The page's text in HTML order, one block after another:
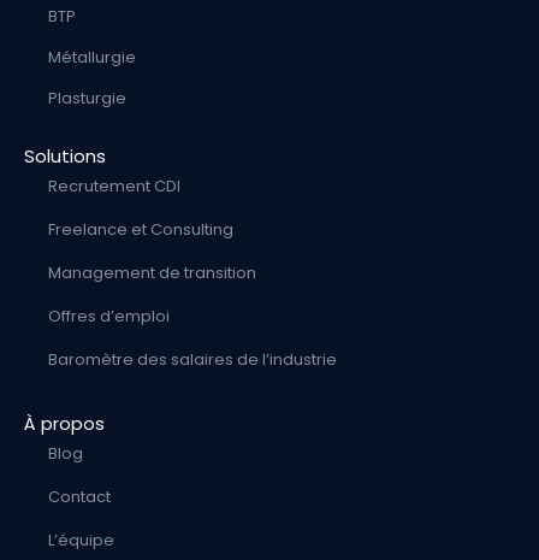
BTP
Métallurgie
Plasturgie
Solutions
Recrutement CDI
Freelance et Consulting
Management de transition
Offres d’emploi
Baromètre des salaires de l’industrie
À propos
Blog
Contact
L’équipe